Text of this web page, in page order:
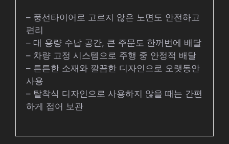
– 풍선타이어로 고르지 않은 노면도 안전하고
편리
– 대 용량 수납 공간, 큰 주문도 한꺼번에 배달
– 차량 고정 시스템으로 주행 중 안정적 배달
– 튼튼한 소재와 깔끔한 디자인으로 오랫동안
사용
– 탈착식 디자인으로 사용하지 않을 때는 간편
하게 접어 보관